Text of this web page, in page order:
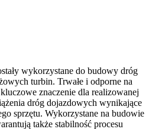
wykorzystane do budowy dróg
turbin. Trwałe i odporne na
znaczenie dla realizowanej
dróg dojazdowych wynikające
sprzętu. Wykorzystane na budowie
także stabilność procesu